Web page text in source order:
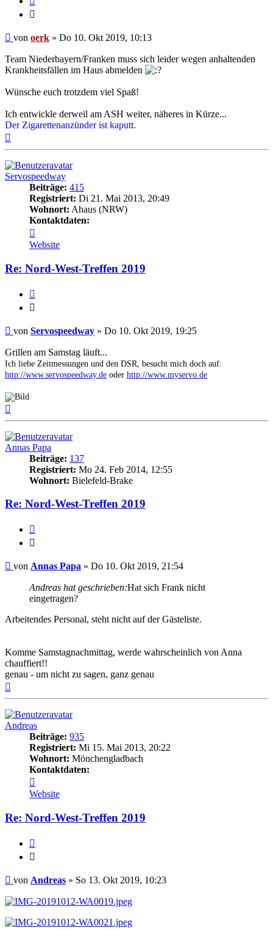
Beitrag
von oerk » Do 10. Okt 2019, 10:13
Team Niederbayern/Franken muss sich leider wegen anhaltenden
Krankheitsfällen im Haus abmelden
Wünsche euch trotzdem viel Spaß!
Ich entwickle derweil am ASH weiter, näheres in Kürze...
Der Zigarettenanzünder ist kaputt.
Servospeedway
Beiträge: 415
Registriert: Di 21. Mai 2013, 20:49
Wohnort: Ahaus (NRW)
Kontaktdaten:
von
Servospeedway
Website
Re: Nord-West-Treffen 2019
Beitrag
von Servospeedway » Do 10. Okt 2019, 19:25
Grillen am Samstag läuft...
Ich liebe Zeitmessungen und den DSR, besucht mich doch auf:
http://www.servospeedway.de oder http://www.myservo.de
Annas Papa
Beiträge: 137
Registriert: Mo 24. Feb 2014, 12:55
Wohnort: Bielefeld-Brake
Re: Nord-West-Treffen 2019
Beitrag
von Annas Papa » Do 10. Okt 2019, 21:54
Andreas hat geschrieben:Hat sich Frank nicht
eingetragen?
Arbeitendes Personal, steht nicht auf der Gästeliste.
Komme Samstagnachmittag, werde wahrscheinlich von Anna
chauffiert!!
genau - um nicht zu sagen, ganz genau
Andreas
Beiträge: 935
Registriert: Mi 15. Mai 2013, 20:22
Wohnort: Mönchengladbach
Kontaktdaten:
von
Andreas
Website
Re: Nord-West-Treffen 2019
Beitrag
von Andreas » So 13. Okt 2019, 10:23